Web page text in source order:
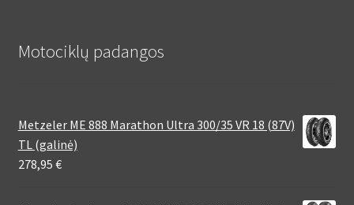
Motociklų padangos
Metzeler ME 888 Marathon Ultra 300/35 VR 18 (87V)
TL (galinė)
278,95 €